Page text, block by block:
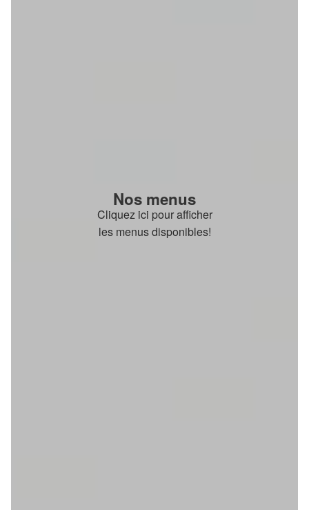
Nos menus
Cliquez ici pour afficher
les menus disponibles!